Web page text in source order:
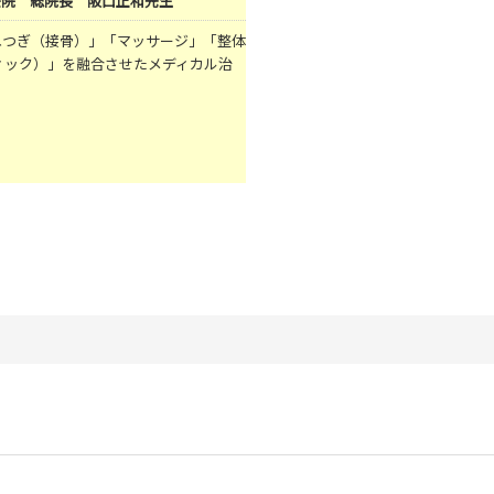
ぎ（接骨）」「マッサージ」「整体
ク）」を融合させたメディカル治